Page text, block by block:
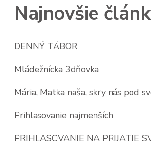
Najnovšie
DENNÝ TÁBOR
Mládežnícka 3dňovka
Mária, Matka naša, skry nás pod
Prihlasovanie najmenších
PRIHLASOVANIE NA PRIJATIE